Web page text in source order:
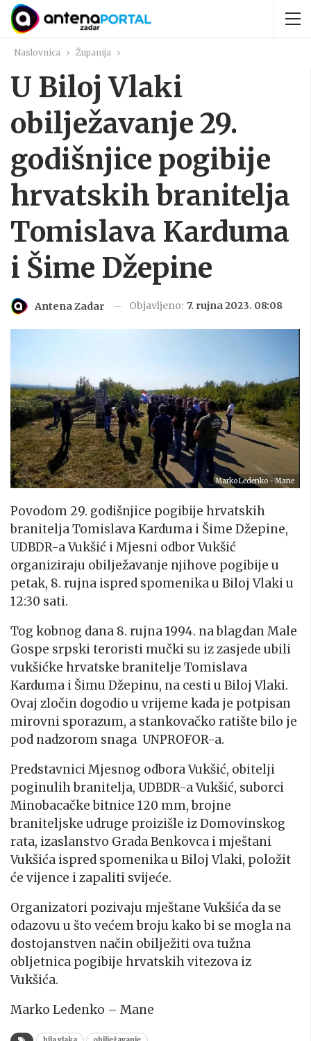
Naslovnica Županija
U Biloj Vlaki
obilježavanje 29.
godišnjice pogibije
hrvatskih branitelja
Tomislava Karduma
i Šime Džepine
Antena Zadar Objavljeno: 7. rujna 2023. 08:08
Marko Ledenko - Mane
Povodom 29. godišnjice pogibije hrvatskih
branitelja Tomislava Karduma i Šime Džepine,
UDBDR-a Vukšić i Mjesni odbor Vukšić
organiziraju obilježavanje njihove pogibije u
petak, 8. rujna ispred spomenika u Biloj Vlaki u
12:30 sati.
Tog kobnog dana 8. rujna 1994. na blagdan Male
Gospe srpski teroristi mučki su iz zasjede ubili
vukšićke hrvatske branitelje Tomislava
Karduma i Šimu Džepinu, na cesti u Biloj Vlaki.
Ovaj zločin dogodio u vrijeme kada je potpisan
mirovni sporazum, a stankovačko ratište bilo je
pod nadzorom snaga UNPROFOR-a.
Predstavnici Mjesnog odbora Vukšić, obitelji
poginulih branitelja, UDBDR-a Vukšić, suborci
Minobacačke bitnice 120 mm, brojne
braniteljske udruge proizišle iz Domovinskog
rata, izaslanstvo Grada Benkovca i mještani
Vukšića ispred spomenika u Biloj Vlaki, položit
će vijence i zapaliti svijeće.
Organizatori pozivaju mještane Vukšića da se
odazovu u što većem broju kako bi se mogla na
dostojanstven način obilježiti ova tužna
obljetnica pogibije hrvatskih vitezova iz
Vukšića.
Marko Ledenko – Mane